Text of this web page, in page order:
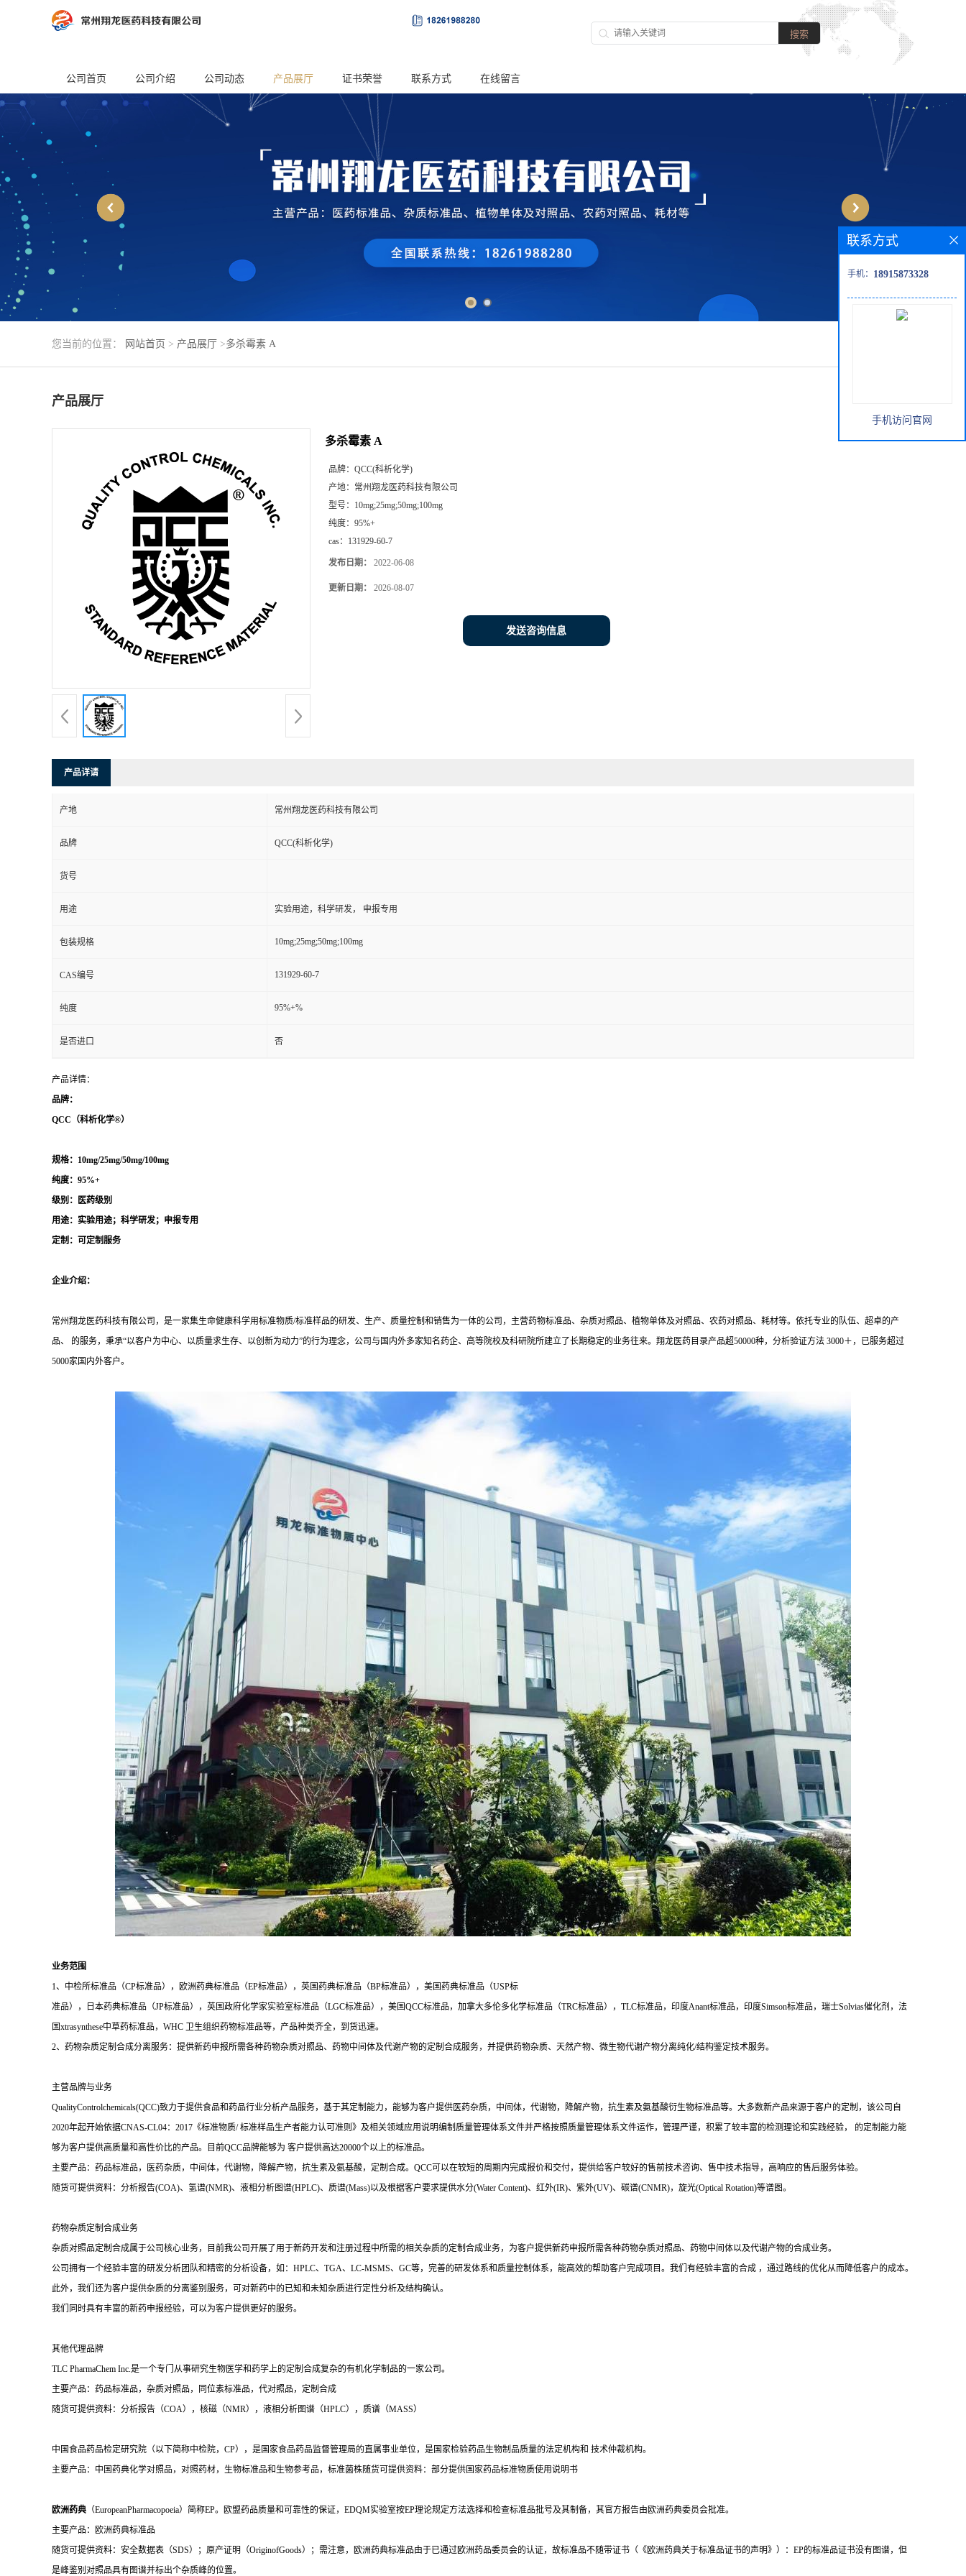
公司首页 公司介绍 公司动态 产品展厅 证书荣誉 联系方式 在线留言
您当前的位置： 网站首页 > 产品展厅 >多杀霉素 A
产品展厅
多杀霉素 A
品牌： QCC(科析化学)
产地： 常州翔龙医药科技有限公司
型号： 10mg;25mg;50mg;100mg
纯度： 95%+
cas： 131929-60-7
发布日期： 2022-06-08
更新日期： 2026-08-07
发送咨询信息
产品详请
产地 常州翔龙医药科技有限公司
品牌 QCC(科析化学)
货号
用途 实验用途，科学研发， 申报专用
包装规格 10mg;25mg;50mg;100mg
CAS编号 131929-60-7
纯度 95%+%
是否进口 否
产品详情：
品牌：
QCC（科析化学®）
规格：10mg/25mg/50mg/100mg
纯度：95%+
级别：医药级别
用途：实验用途；科学研发；申报专用
定制：可定制服务
企业介绍：
常州翔龙医药科技有限公司，是一家集生命健康科学用标准物质/标准样品的研发、生产、质量控制和销售为一体的公司，主营药物标准品、杂质对照品、植物单体及对照品、农药对照品、耗材等。依托专业的队伍、超卓的产
品、 的服务，秉承“以客户为中心、以质量求生存、以创新为动力”的行为理念，公司与国内外多家知名药企、高等院校及科研院所建立了长期稳定的业务往来。翔龙医药目录产品超50000种，分析验证方法 3000＋，已服务超过
5000家国内外客户。
业务范围
1、中检所标准品（CP标准品），欧洲药典标准品（EP标准品），英国药典标准品（BP标准品），美国药典标准品（USP标
准品），日本药典标准品（JP标准品），英国政府化学家实验室标准品（LGC标准品），美国QCC标准品，加拿大多伦多化学标准品（TRC标准品），TLC标准品，印度Anant标准品，印度Simson标准品，瑞士Solvias催化剂，法
国xtrasynthese中草药标准品，WHC 卫生组织药物标准品等，产品种类齐全，到货迅速。
2、药物杂质定制合成分离服务：提供新药申报所需各种药物杂质对照品、药物中间体及代谢产物的定制合成服务，并提供药物杂质、天然产物、微生物代谢产物分离纯化/结构鉴定技术服务。
主营品牌与业务
QualityControlchemicals(QCC)致力于提供食品和药品行业分析产品服务，基于其定制能力，能够为客户提供医药杂质，中间体，代谢物，降解产物，抗生素及氨基酸衍生物标准品等。大多数新产品来源于客户的定制，该公司自
2020年起开始依据CNAS-CL04：2017《标准物质/ 标准样品生产者能力认可准则》及相关领域应用说明编制质量管理体系文件并严格按照质量管理体系文件运作，管理严谨，积累了较丰富的检测理论和实践经验， 的定制能力能
够为客户提供高质量和高性价比的产品。目前QCC品牌能够为 客户提供高达20000个以上的标准品。
主要产品：药品标准品，医药杂质，中间体，代谢物，降解产物，抗生素及氨基酸，定制合成。QCC可以在较短的周期内完成报价和交付，提供给客户较好的售前技术咨询、售中技术指导，高响应的售后服务体验。
随货可提供资料：分析报告(COA)、氢谱(NMR)、液相分析图谱(HPLC)、质谱(Mass)以及根据客户要求提供水分(Water Content)、红外(IR)、紫外(UV)、碳谱(CNMR)，旋光(Optical Rotation)等谱图。
药物杂质定制合成业务
杂质对照品定制合成属于公司核心业务，目前我公司开展了用于新药开发和注册过程中所需的相关杂质的定制合成业务，为客户提供新药申报所需各种药物杂质对照品、药物中间体以及代谢产物的合成业务。
公司拥有一个经验丰富的研发分析团队和精密的分析设备，如：HPLC、TGA、LC-MSMS、GC等，完善的研发体系和质量控制体系，能高效的帮助客户完成项目。我们有经验丰富的合成 ，通过路线的优化从而降低客户的成本。
此外，我们还为客户提供杂质的分离鉴别服务，可对新药中的已知和未知杂质进行定性分析及结构确认。
我们同时具有丰富的新药申报经验，可以为客户提供更好的服务。
其他代理品牌
TLC PharmaChem Inc.是一个专门从事研究生物医学和药学上的定制合成复杂的有机化学制品的一家公司。
主要产品：药品标准品，杂质对照品，同位素标准品，代对照品，定制合成
随货可提供资料：分析报告（COA），核磁（NMR），液相分析图谱（HPLC），质谱（MASS）
中国食品药品检定研究院（以下简称中检院，CP），是国家食品药品监督管理局的直属事业单位，是国家检验药品生物制品质量的法定机构和 技术仲裁机构。
主要产品：中国药典化学对照品，对照药材，生物标准品和生物参考品，标准菌株随货可提供资料：部分提供国家药品标准物质使用说明书
欧洲药典 （EuropeanPharmacopoeia）简称EP。欧盟药品质量和可靠性的保证，EDQM实验室按EP理论规定方法选择和检查标准品批号及其制备，其官方报告由欧洲药典委员会批准。
主要产品：欧洲药典标准品
随货可提供资料：安全数据表（SDS）；原产证明（OriginofGoods）；需注意，欧洲药典标准品由于已通过欧洲药品委员会的认证，故标准品不随带证书（《欧洲药典关于标准品证书的声明》）：EP的标准品证书没有图谱，但
是峰鉴别对照品具有图谱并标出个杂质峰的位置。
联系方式
手机： 18915873328
手机访问官网